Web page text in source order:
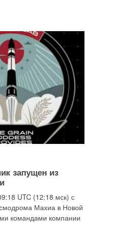
запущен из
UTC (12:18 мск) с
Махиа в Новой
командами компании